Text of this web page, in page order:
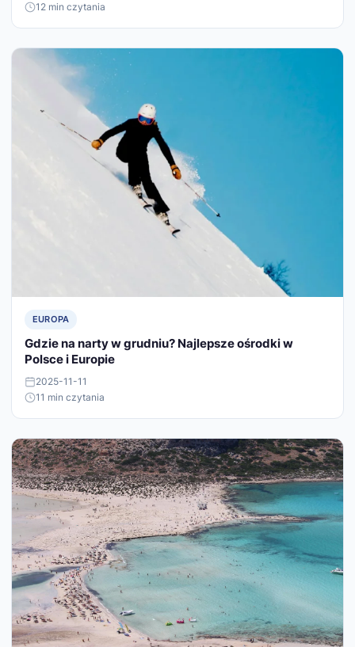
12 min czytania
EUROPA
Gdzie na narty w grudniu? Najlepsze ośrodki w
Polsce i Europie
2025-11-11
11 min czytania